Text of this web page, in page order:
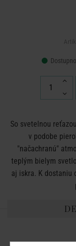
So svetelnou
v podobe
"načachranú"
teplým bielym
aj iskra. K dostaniu